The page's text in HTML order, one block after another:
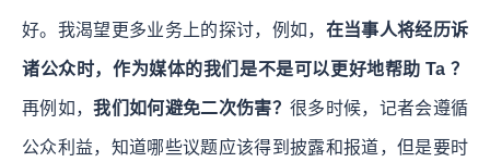
好。我渴望更多业务上的探讨，例如， 在当事人将经历诉
诸公众时，作为媒体的我们是不是可以更好地帮助 Ta ？
再例如，我们如何避免二次伤害？很多时候，记者会遵循
公众利益，知道哪些议题应该得到披露和报道，但是要时